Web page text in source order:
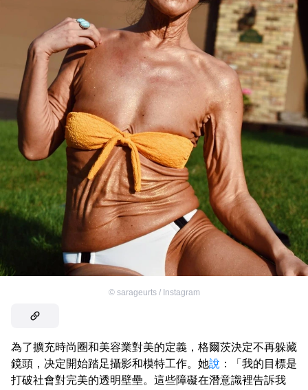
© sarageurts / Instagram
為了擴充時尚圈和美容業對美的定義，格爾茨決定不再躲藏
鏡頭，决定開始踏足攝影和模特工作。她說 ：「我的目標是
打破社會對完美的透明壁壘。這些障礙在潛意識裡告訴我